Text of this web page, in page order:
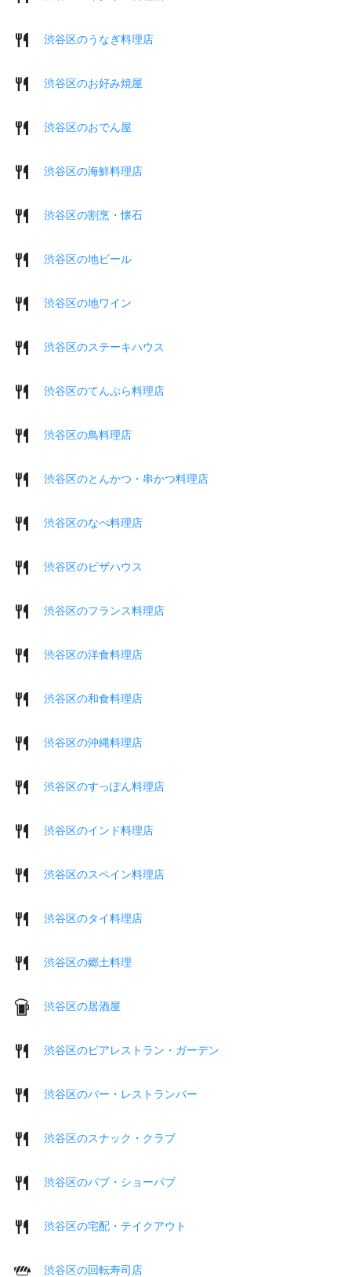
渋谷区のうなぎ料理店
渋谷区のお好み焼屋
渋谷区のおでん屋
渋谷区の海鮮料理店
渋谷区の割烹・懐石
渋谷区の地ビール
渋谷区の地ワイン
渋谷区のステーキハウス
渋谷区のてんぷら料理店
渋谷区の鳥料理店
渋谷区のとんかつ・串かつ料理店
渋谷区のなべ料理店
渋谷区のピザハウス
渋谷区のフランス料理店
渋谷区の洋食料理店
渋谷区の和食料理店
渋谷区の沖縄料理店
渋谷区のすっぽん料理店
渋谷区のインド料理店
渋谷区のスペイン料理店
渋谷区のタイ料理店
渋谷区の郷土料理
渋谷区の居酒屋
渋谷区のビアレストラン・ガーデン
渋谷区のバー・レストランバー
渋谷区のスナック・クラブ
渋谷区のパブ・ショーパブ
渋谷区の宅配・テイクアウト
渋谷区の回転寿司店